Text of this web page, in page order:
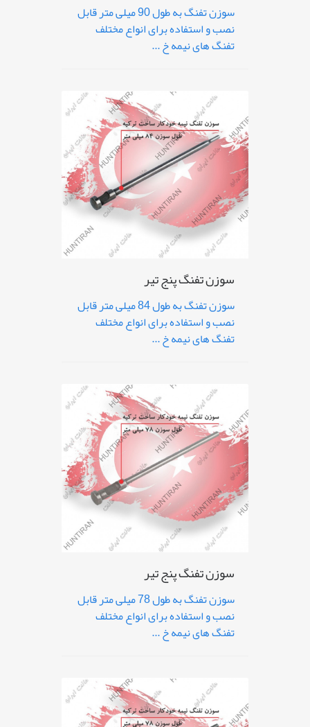
سوزن تفنگ به طول 90 میلی متر قابل
نصب و استفاده برای انواع مختلف
تفنگ های نیمه خ ...
سوزن تفنگ پنج تیر
سوزن تفنگ به طول 84 میلی متر قابل
نصب و استفاده برای انواع مختلف
تفنگ های نیمه خ ...
سوزن تفنگ پنج تیر
سوزن تفنگ به طول 78 میلی متر قابل
نصب و استفاده برای انواع مختلف
تفنگ های نیمه خ ...